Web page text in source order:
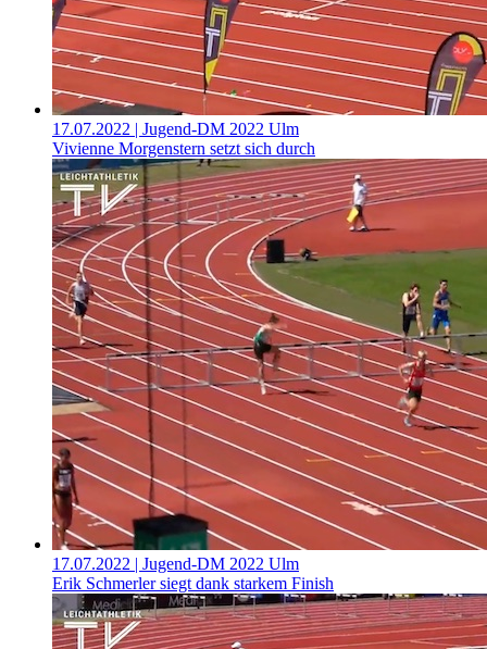
17.07.2022 | Jugend-DM 2022 Ulm
Vivienne Morgenstern setzt sich durch
17.07.2022 | Jugend-DM 2022 Ulm
Erik Schmerler siegt dank starkem Finish